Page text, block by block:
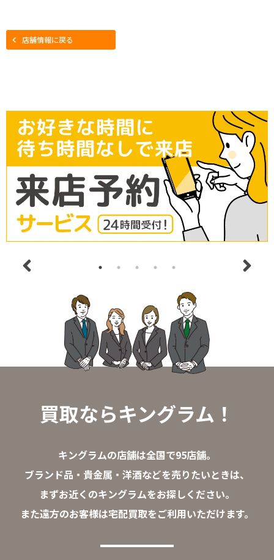
店舗情報に戻る
買取ならキングラム！
キングラムの店舗は全国で95店舗。
ブランド品・貴金属・洋酒などを売りたいときは、
まずお近くのキングラムをお探しください。
また遠方のお客様は宅配買取をご利用いただけます。